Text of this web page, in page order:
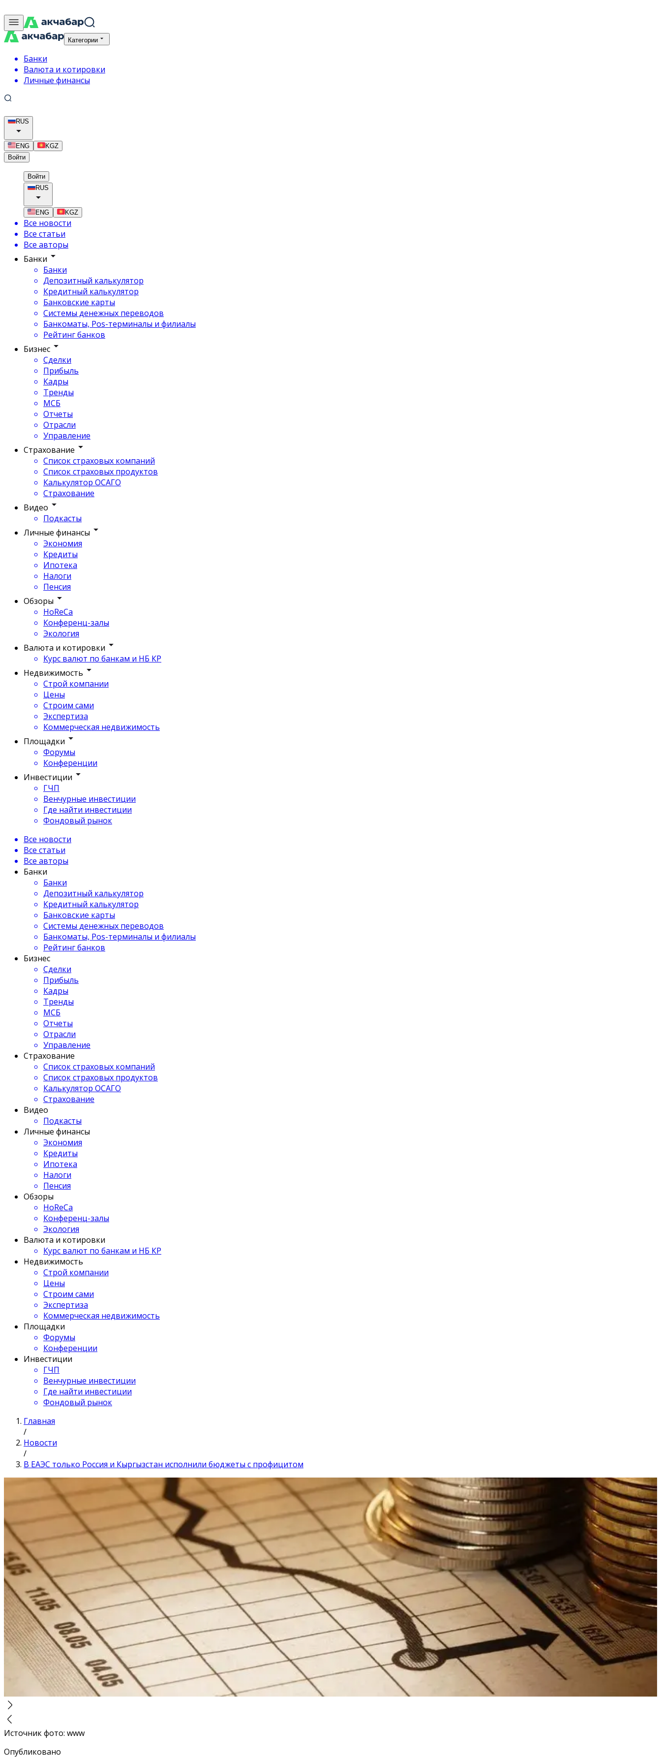
Категории
Банки
Валюта и котировки
Личные финансы
RUS
ENG
KGZ
Войти
Войти
RUS
ENG KGZ
Все новости
Все статьи
Все авторы
Банки
Банки
Депозитный калькулятор
Кредитный калькулятор
Банковские карты
Системы денежных переводов
Банкоматы, Pos-терминалы и филиалы
Рейтинг банков
Бизнес
Сделки
Прибыль
Кадры
Тренды
МСБ
Отчеты
Отрасли
Управление
Страхование
Список страховых компаний
Список страховых продуктов
Калькулятор ОСАГО
Страхование
Видео
Подкасты
Личные финансы
Экономия
Кредиты
Ипотека
Налоги
Пенсия
Обзоры
HoReCa
Конференц-залы
Экология
Валюта и котировки
Курс валют по банкам и НБ КР
Недвижимость
Строй компании
Цены
Строим сами
Экспертиза
Коммерческая недвижимость
Площадки
Форумы
Конференции
Инвестиции
ГЧП
Венчурные инвестиции
Где найти инвестиции
Фондовый рынок
Все новости
Все статьи
Все авторы
Банки
Банки
Депозитный калькулятор
Кредитный калькулятор
Банковские карты
Системы денежных переводов
Банкоматы, Pos-терминалы и филиалы
Рейтинг банков
Бизнес
Сделки
Прибыль
Кадры
Тренды
МСБ
Отчеты
Отрасли
Управление
Страхование
Список страховых компаний
Список страховых продуктов
Калькулятор ОСАГО
Страхование
Видео
Подкасты
Личные финансы
Экономия
Кредиты
Ипотека
Налоги
Пенсия
Обзоры
HoReCa
Конференц-залы
Экология
Валюта и котировки
Курс валют по банкам и НБ КР
Недвижимость
Строй компании
Цены
Строим сами
Экспертиза
Коммерческая недвижимость
Площадки
Форумы
Конференции
Инвестиции
ГЧП
Венчурные инвестиции
Где найти инвестиции
Фондовый рынок
Главная
/
Новости
/
В ЕАЭС только Россия и Кыргызстан исполнили бюджеты с профицитом
Источник фото: www
Опубликовано